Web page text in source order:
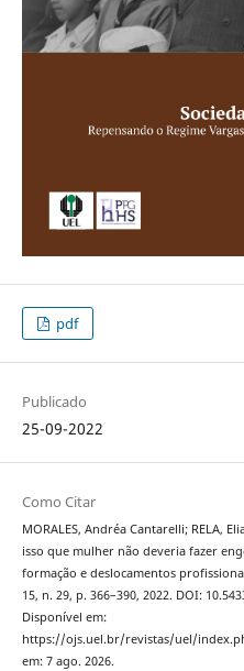
pdf
Publicado
25-09-2022
Como Citar
MORALES, Andréa Cantarelli; RELA,
isso que mulher não deveria fazer
formação e deslocamentos
15, n. 29, p. 366–390, 2022. DOI:
Disponível em:
https://ojs.uel.br/revistas/uel/
em: 7 ago. 2026.